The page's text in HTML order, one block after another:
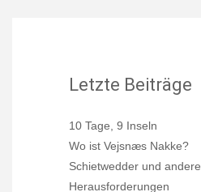
Letzte Beiträge
10 Tage, 9 Inseln
Wo ist Vejsnæs Nakke?
Schietwedder und andere
Herausforderungen